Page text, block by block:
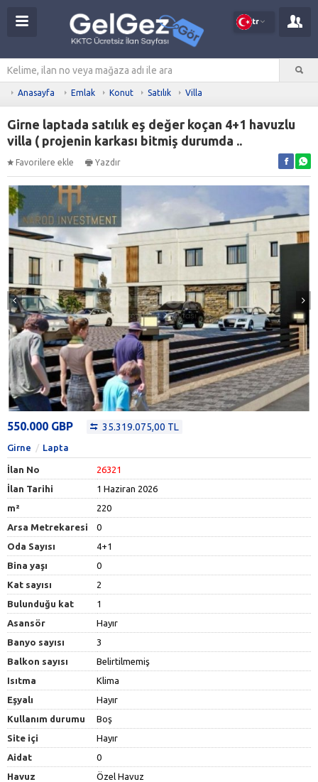
tr
Anasayfa Emlak Konut Satılık Villa
Girne laptada satılık eş değer koçan 4+1 havuzlu
villa ( projenin karkası bitmiş durumda ..
Favorilere ekle Yazdır
550.000 GBP 35.319.075,00 TL
Girne Lapta
İlan No
26321
İlan Tarihi
1 Haziran 2026
m²
220
Arsa Metrekaresi
0
Oda Sayısı
4+1
Bina yaşı
0
Kat sayısı
2
Bulunduğu kat
1
Asansör
Hayır
Banyo sayısı
3
Balkon sayısı
Belirtilmemiş
Isıtma
Klima
Eşyalı
Hayır
Kullanım durumu
Boş
Site içi
Hayır
Aidat
0
Havuz
Özel Havuz